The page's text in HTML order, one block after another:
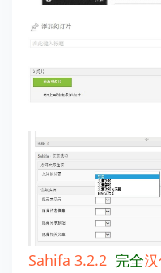
Sahifa 3.2.2 完全